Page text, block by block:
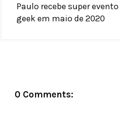
Paulo recebe super evento
geek em maio de 2020
0 Comments: